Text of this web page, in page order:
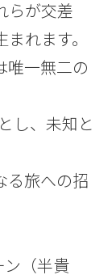
らが交差
れます。
唯一無二の
し、未知と
る旅への招
ン（半貴